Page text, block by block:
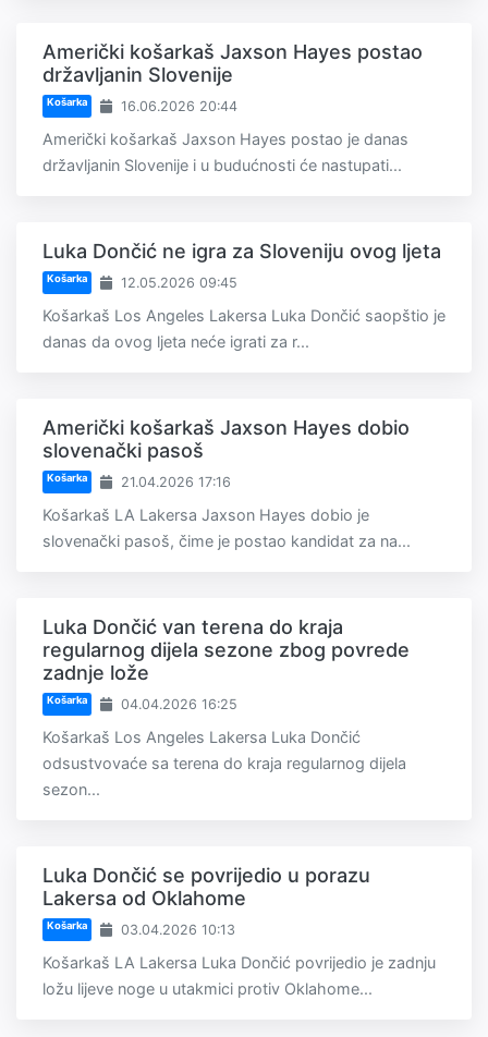
Američki košarkaš Jaxson Hayes postao
državljanin Slovenije
Košarka 16.06.2026 20:44
Američki košarkaš Jaxson Hayes postao je danas
državljanin Slovenije i u budućnosti će nastupati...
Luka Dončić ne igra za Sloveniju ovog ljeta
Košarka 12.05.2026 09:45
Košarkaš Los Angeles Lakersa Luka Dončić saopštio je
danas da ovog ljeta neće igrati za r...
Američki košarkaš Jaxson Hayes dobio
slovenački pasoš
Košarka 21.04.2026 17:16
Košarkaš LA Lakersa Jaxson Hayes dobio je
slovenački pasoš, čime je postao kandidat za na...
Luka Dončić van terena do kraja
regularnog dijela sezone zbog povrede
zadnje lože
Košarka 04.04.2026 16:25
Košarkaš Los Angeles Lakersa Luka Dončić
odsustvovaće sa terena do kraja regularnog dijela
sezon...
Luka Dončić se povrijedio u porazu
Lakersa od Oklahome
Košarka 03.04.2026 10:13
Košarkaš LA Lakersa Luka Dončić povrijedio je zadnju
ložu lijeve noge u utakmici protiv Oklahome...